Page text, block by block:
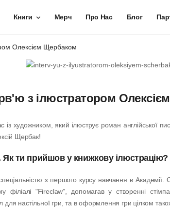
Книги Мерч Про Нас Блог
Олексієм Щербаком
з ілюстратором
із художником, який ілюструє роман англійської
Щербак!
Як ти прийшов у книжкову ілюстрацію?
з першого курсу навчання в Академії.
філіалі "Fireclaw”, допомагав у створенні
для настільної гри, та в оформлення гри цілком